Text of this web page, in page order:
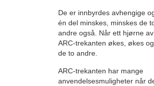
De er innbyrdes avhengige
én del minskes, minskes de
andre også. Når ett hjørne av
ARC-trekanten økes, økes
de to andre.
ARC-trekanten har mange
anvendelsesmuligheter når